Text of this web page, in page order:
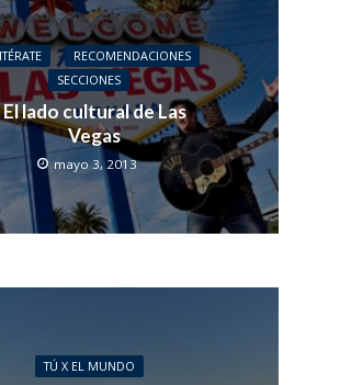
RECOMENDACIONES
SECCIONES
El lado cultural de Las
Vegas
mayo 3, 2013
TÚ X EL MUNDO